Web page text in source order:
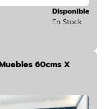
Disponible
En Stock
60cms X